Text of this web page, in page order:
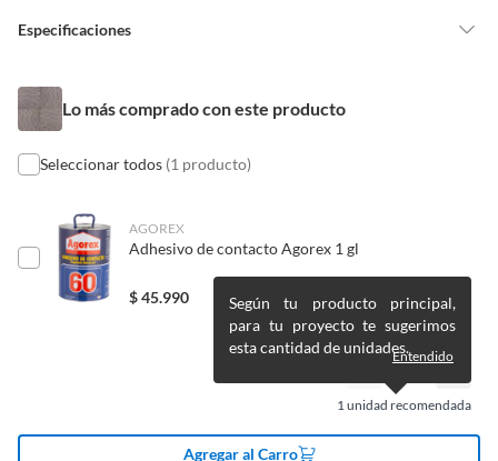
Pinturas de un color a solicitud.
De uso personal.
Especificaciones
Tipo de alfombra
Ancho 50
Largo
Tamaño de la
Mediana
Lo más comprado con este producto
Seleccionar todos (1 producto)
AGOREX
Adhesivo de contacto Agorex 1 gl
$45.990
1unidad recomendada
Según tu producto principal,
para tu proyecto te sugerimos
esta cantidad de unidades.Entendido
Agregar al Carro